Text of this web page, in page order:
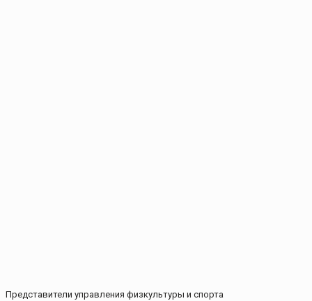
Представители управления физкультуры и спорта